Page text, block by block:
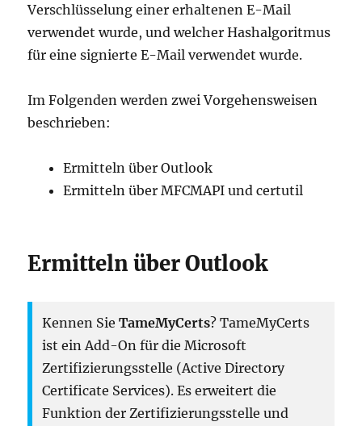
Verschlüsselung einer erhaltenen E-Mail
verwendet wurde, und welcher Hashalgoritmus
für eine signierte E-Mail verwendet wurde.
Im Folgenden werden zwei Vorgehensweisen
beschrieben:
Ermitteln über Outlook
Ermitteln über MFCMAPI und certutil
Ermitteln über Outlook
Kennen SieTameMyCerts? TameMyCerts
ist ein Add-On für die Microsoft
Zertifizierungsstelle (Active Directory
Certificate Services). Es erweitert die
Funktion der Zertifizierungsstelle und